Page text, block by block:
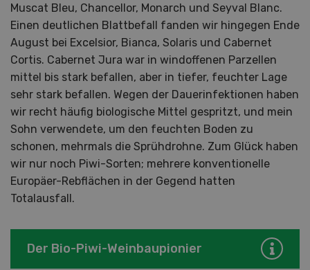
Muscat Bleu, Chancellor, Monarch und Seyval Blanc.
Einen deutlichen Blattbefall fanden wir hingegen Ende
August bei Excelsior, Bianca, Solaris und Cabernet
Cortis. Cabernet Jura war in windoffenen Parzellen
mittel bis stark befallen, aber in tiefer, feuchter Lage
sehr stark befallen. Wegen der Dauerinfektionen haben
wir recht häufig biologische Mittel gespritzt, und mein
Sohn verwendete, um den feuchten Boden zu
schonen, mehrmals die Sprühdrohne. Zum Glück haben
wir nur noch Piwi-Sorten; mehrere konventionelle
Europäer-Rebflächen in der Gegend hatten
Totalausfall.
Der Bio-Piwi-Weinbaupionier